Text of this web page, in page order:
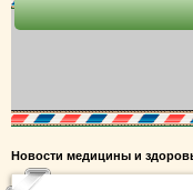
Новости медицины и